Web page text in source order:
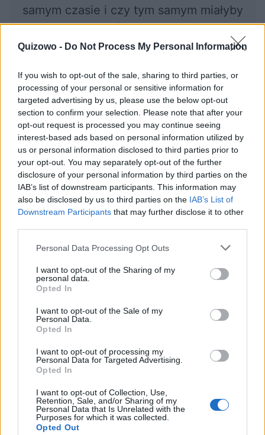
Quizowo - Do Not Process My Personal Information
If you wish to opt-out of the sale, sharing to third parties, or
processing of your personal or sensitive information for
targeted advertising by us, please use the below opt-out
section to confirm your selection. Please note that after your
opt-out request is processed you may continue seeing
interest-based ads based on personal information utilized by
us or personal information disclosed to third parties prior to
your opt-out. You may separately opt-out of the further
disclosure of your personal information by third parties on the
IAB’s list of downstream participants. This information may
also be disclosed by us to third parties on the IAB’s List of
Downstream Participants that may further disclose it to other
Personal Data Processing Opt Outs
I want to opt-out of the Sharing of my
personal data.
Opted In
I want to opt-out of the Sale of my
Personal Data.
Opted In
I want to opt-out of processing my
Personal Data for Targeted Advertising.
Opted In
I want to opt-out of Collection, Use,
Retention, Sale, and/or Sharing of my
Personal Data that Is Unrelated with the
Purposes for which it was collected.
Opted Out
samym czasie i czy tym samym miałyby
szansę się spotkać (co czasami faktycznie
miało miejsce!) Powodzenia!
Rozpocznij quiz
Do której postaci historycznej
jesteś podobny?
władców?
Czy rozpoznasz znane
postacie po słowach-